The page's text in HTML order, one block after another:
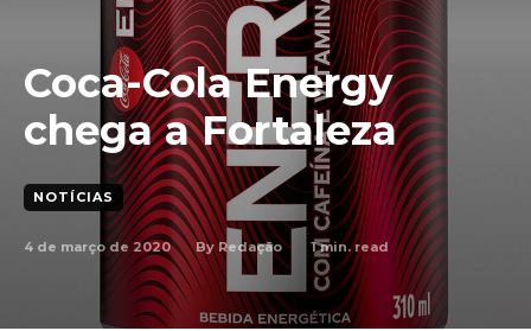
Coca-Cola Energy
chega a Fortaleza
NOTÍCIAS
4 de março de 2020 By Redação 1min. read